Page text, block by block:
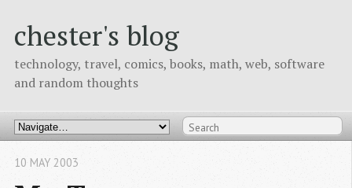
chester's blog
technology, travel, comics, books, math, web, software
and random thoughts
10 MAY 2003